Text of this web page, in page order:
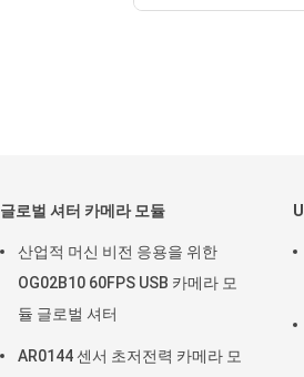
글로벌 셔터 카메라 모듈
산업적 머신 비전 응용을 위한
OG02B10 60FPS USB 카메라 모
듈 글로벌 셔터
AR0144 센서 초저전력 카메라 모